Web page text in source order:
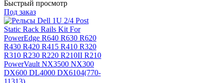
Быстрый просмотр
Под заказ